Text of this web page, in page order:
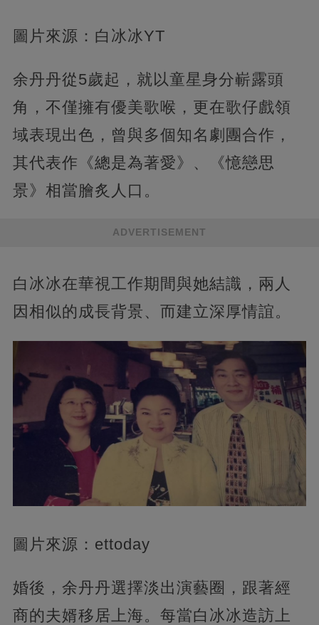
圖片來源：白冰冰YT
余丹丹從5歲起，就以童星身分嶄露頭
角，不僅擁有優美歌喉，更在歌仔戲領
域表現出色，曾與多個知名劇團合作，
其代表作《總是為著愛》、《憶戀思
景》相當膾炙人口。
ADVERTISEMENT
白冰冰在華視工作期間與她結識，兩人
因相似的成長背景、而建立深厚情誼。
圖片來源：ettoday
婚後，余丹丹選擇淡出演藝圈，跟著經
商的夫婿移居上海。每當白冰冰造訪上